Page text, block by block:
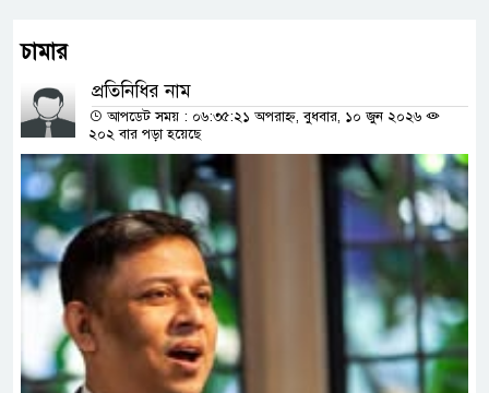
চামার
প্রতিনিধির নাম
আপডেট সময় : ০৬:৩৫:২১ অপরাহ্ন, বুধবার, ১০ জুন ২০২৬
২০২ বার পড়া হয়েছে